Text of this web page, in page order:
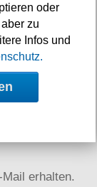
erhalten.
oder
zu
Infos und